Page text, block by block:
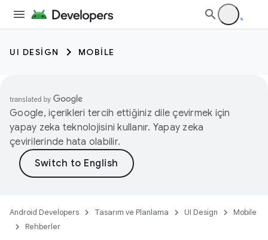
UI DESIGN MOBILE
Google, içerikleri tercih ettiğiniz dile çevirmek için
yapay zeka teknolojisini kullanır. Yapay zeka
çevirilerinde hata olabilir.
Android Developers Tasarım ve Planlama UI Design
Mobile
Rehberler